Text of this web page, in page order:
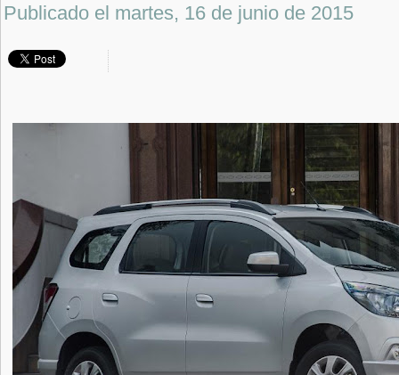
Publicado el martes, 16 de junio de 2015